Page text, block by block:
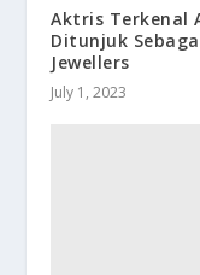
Aktris Terkenal
Ditunjuk
Jewellers
July 1, 2023